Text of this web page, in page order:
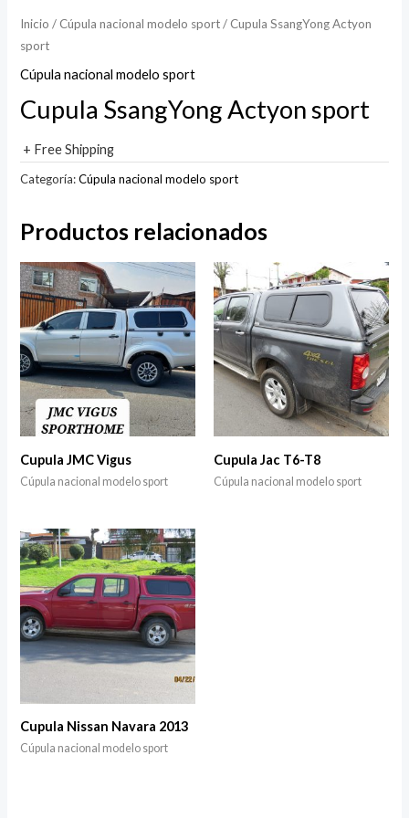
Inicio / Cúpula nacional modelo sport/ Cupula SsangYong Actyon
sport
Cúpula nacional modelo sport
Cupula SsangYong Actyon sport
+ Free Shipping
Categoría:Cúpula nacional modelo sport
Productos relacionados
Cupula JMC Vigus
Cúpula nacional modelo sport
Cupula Jac T6-T8
Cúpula nacional modelo sport
Cupula Nissan Navara 2013
Cúpula nacional modelo sport